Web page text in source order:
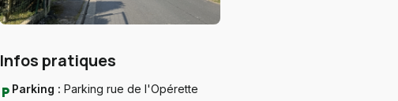
Infos pratiques
local_parking Parking : Parking rue de l'Opérette